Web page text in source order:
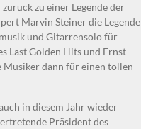
zu einer Legende der
Marvin Steiner die Legende
und Gitarrensolo für
Last Golden Hits und Ernst
Musiker dann für einen tollen
in diesem Jahr wieder
Präsident des